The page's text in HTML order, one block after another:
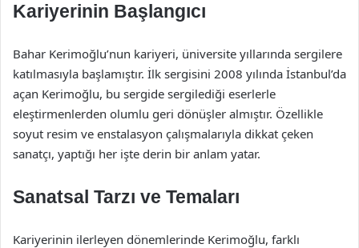
Kariyerinin Başlangıcı
Bahar Kerimoğlu’nun kariyeri, üniversite yıllarında sergilere
katılmasıyla başlamıştır. İlk sergisini 2008 yılında İstanbul’da
açan Kerimoğlu, bu sergide sergilediği eserlerle
eleştirmenlerden olumlu geri dönüşler almıştır. Özellikle
soyut resim ve enstalasyon çalışmalarıyla dikkat çeken
sanatçı, yaptığı her işte derin bir anlam yatar.
Sanatsal Tarzı ve Temaları
Kariyerinin ilerleyen dönemlerinde Kerimoğlu, farklı